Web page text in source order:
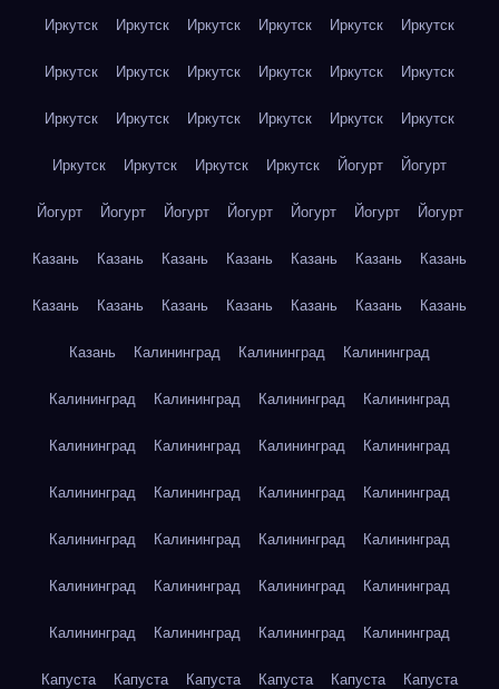
Иркутск Иркутск Иркутск Иркутск Иркутск Иркутск
Иркутск Иркутск Иркутск Иркутск Иркутск Иркутск
Иркутск Иркутск Иркутск Иркутск Иркутск Иркутск
Иркутск Иркутск Иркутск Иркутск Йогурт Йогурт
Йогурт Йогурт Йогурт Йогурт Йогурт Йогурт Йогурт
Казань Казань Казань Казань Казань Казань Казань
Казань Казань Казань Казань Казань Казань Казань
Казань Калининград Калининград Калининград
Калининград Калининград Калининград Калининград
Калининград Калининград Калининград Калининград
Калининград Калининград Калининград Калининград
Калининград Калининград Калининград Калининград
Калининград Калининград Калининград Калининград
Калининград Калининград Калининград Калининград
Капуста Капуста Капуста Капуста Капуста Капуста